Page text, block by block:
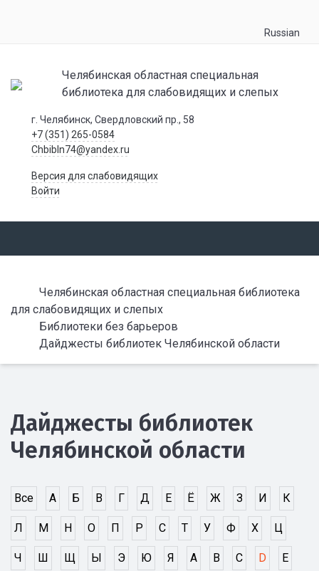
Russian
Челябинская областная специальная
библиотека для слабовидящих и слепых
г. Челябинск, Свердловский пр., 58
+7 (351) 265-0584
Chbibln74@yandex.ru
Версия для слабовидящих
Войти
Челябинская областная специальная библиотека
для слабовидящих и слепых
Библиотеки без барьеров
Дайджесты библиотек Челябинской области
Дайджесты библиотек
Челябинской области
Все А Б В Г Д Е Ё Ж З И К
Л М Н О П Р С Т У Ф Х Ц
Ч Ш Щ Ы Э Ю Я A B C D E